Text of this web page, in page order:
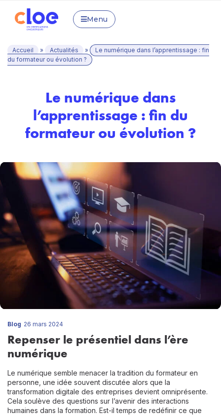
Menu
Accueil » Actualités »
Le numérique dans l’apprentissage : fin
du formateur ou évolution ?
Le numérique dans
l’apprentissage : fin du
formateur ou évolution ?
Blog 26 mars 2024
Repenser le présentiel dans l’ère
numérique
Le numérique semble menacer la tradition du formateur en
personne, une idée souvent discutée alors que la
transformation digitale des entreprises devient omniprésente.
Cela soulève des questions sur l’avenir des interactions
humaines dans la formation. Est-il temps de redéfinir ce que